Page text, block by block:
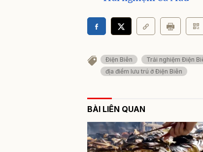
Điện Biên Trải nghiệm Điện
địa điểm lưu trú ở Điện Biên
BÀI LIÊN QUAN